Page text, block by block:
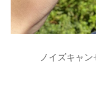
ノイズキャン